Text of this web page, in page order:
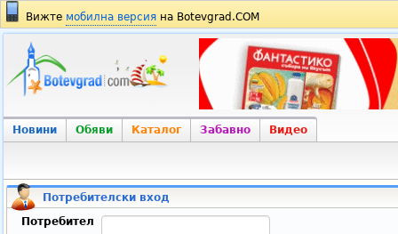
Вижте мобилна версия на Botevgrad.COM
Новини Обяви Каталог Забавно Видео
Потребителски вход
Потребител